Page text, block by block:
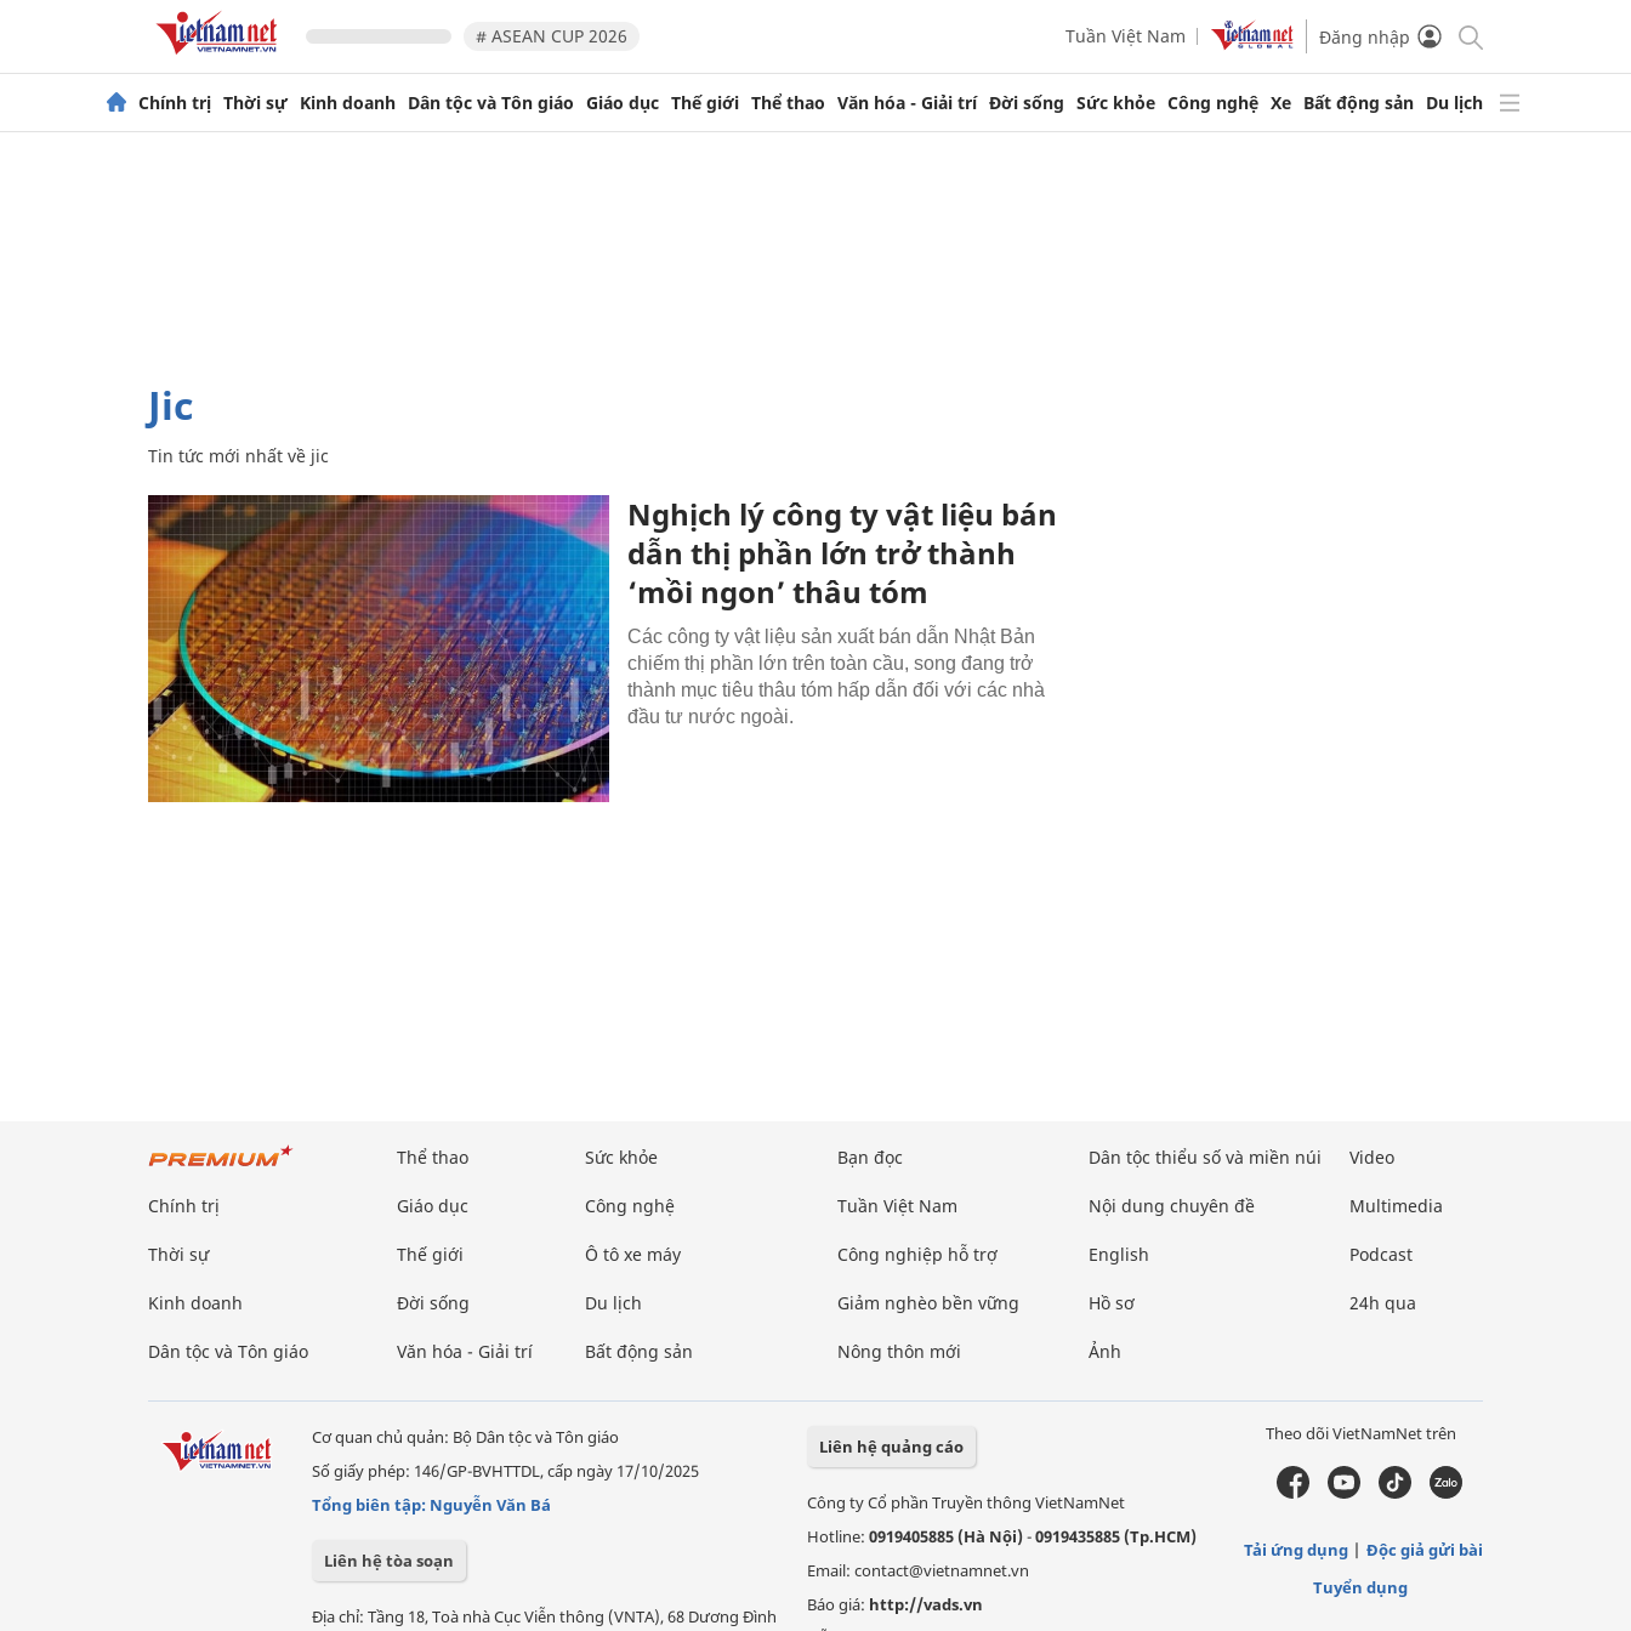
# ASEAN CUP 2026 Tuần Việt Nam Đăng nhập
Chính trị Thời sự Kinh doanh Dân tộc và Tôn giáo Giáo dục Thế giới Thể thao Văn hóa - Giải trí Đời sống Sức khỏe Công nghệ Xe Bất động sản Du lịch
jic
Tin tức mới nhất về jic
Nghịch lý công ty vật liệu bán
dẫn thị phần lớn trở thành
‘mồi ngon’ thâu tóm
Các công ty vật liệu sản xuất bán dẫn Nhật Bản
chiếm thị phần lớn trên toàn cầu, song đang trở
thành mục tiêu thâu tóm hấp dẫn đối với các nhà
đầu tư nước ngoài.
Chính trị
Thời sự
Kinh doanh
Dân tộc và Tôn giáo
Thể thao
Giáo dục
Thế giới
Đời sống
Văn hóa - Giải trí
Sức khỏe
Công nghệ
Ô tô xe máy
Du lịch
Bất động sản
Bạn đọc
Tuần Việt Nam
Công nghiệp hỗ trợ
Giảm nghèo bền vững
Nông thôn mới
Dân tộc thiểu số và miền núi
Nội dung chuyên đề
English
Hồ sơ
Ảnh
Video
Multimedia
Podcast
24h qua
Cơ quan chủ quản: Bộ Dân tộc và Tôn giáo
Số giấy phép: 146/GP-BVHTTDL, cấp ngày 17/10/2025
Tổng biên tập: Nguyễn Văn Bá
Liên hệ tòa soạn
Địa chỉ: Tầng 18, Toà nhà Cục Viễn thông (VNTA), 68 Dương Đình
Liên hệ quảng cáo
Công ty Cổ phần Truyền thông VietNamNet
Hotline: 0919405885 (Hà Nội)-0919435885 (Tp.HCM)
Email: contact@vietnamnet.vn
Báo giá: http://vads.vn
Theo dõi VietNamNet trên
Tải ứng dụng
Độc giả gửi bài
Tuyển dụng